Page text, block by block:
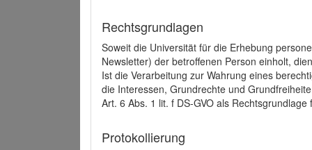
Rechtsgrundlagen
Soweit die Universität für die Erhebung
Newsletter) der betroffenen Person einholt,
Ist die Verarbeitung zur Wahrung eines
die Interessen, Grundrechte und
Art. 6 Abs. 1 lit. f DS-GVO als
Protokollierung